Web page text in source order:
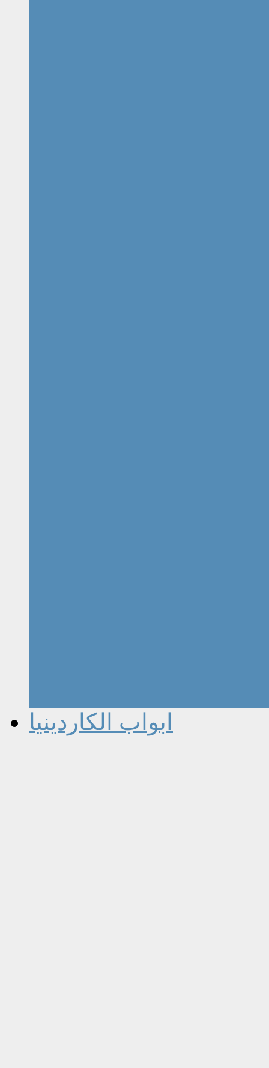
ابواب الكاردينيا